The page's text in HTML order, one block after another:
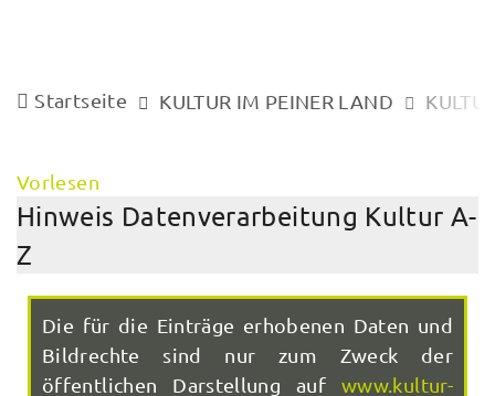
Startseite KULTUR IM PEINER LAND
Vorlesen
Hinweis Datenverarbeitung Kultur A-
Z
Die für die Einträge erhobenen Daten und
Bildrechte sind nur zum Zweck der
öffentlichen Darstellung aufwww.kultur-